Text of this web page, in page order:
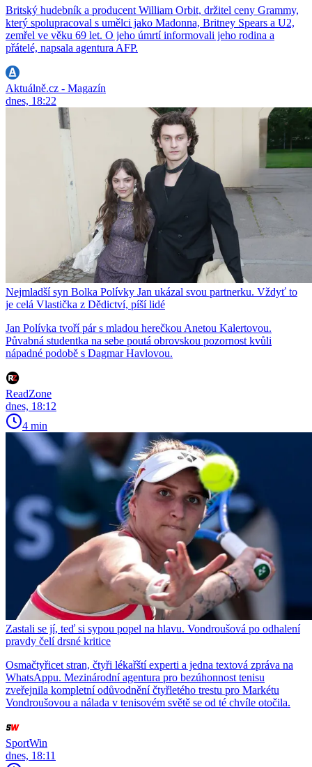
Britský hudebník a producent William Orbit, držitel ceny Grammy,
který spolupracoval s umělci jako Madonna, Britney Spears a U2,
zemřel ve věku 69 let. O jeho úmrtí informovali jeho rodina a
přátelé, napsala agentura AFP.
Aktuálně.cz - Magazín
dnes, 18:22
Nejmladší syn Bolka Polívky Jan ukázal svou partnerku. Vždyť to
je celá Vlastička z Dědictví, píší lidé
Jan Polívka tvoří pár s mladou herečkou Anetou Kalertovou.
Půvabná studentka na sebe poutá obrovskou pozornost kvůli
nápadné podobě s Dagmar Havlovou.
ReadZone
dnes, 18:12
4 min
Zastali se jí, teď si sypou popel na hlavu. Vondroušová po odhalení
pravdy čelí drsné kritice
Osmačtyřicet stran, čtyři lékařští experti a jedna textová zpráva na
WhatsAppu. Mezinárodní agentura pro bezúhonnost tenisu
zveřejnila kompletní odůvodnění čtyřletého trestu pro Markétu
Vondroušovou a nálada v tenisovém světě se od té chvíle otočila.
SportWin
dnes, 18:11